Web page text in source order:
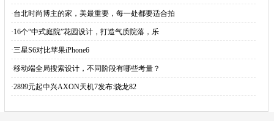
·台北时尚博主的家，美最重要，每一处都要适合拍
·16个“中式庭院”花园设计，打造气质院落，乐
·三星S6对比苹果iPhone6
·移动端全局搜索设计，不同阶段有哪些考量？
·2899元起中兴AXON天机7发布:骁龙82